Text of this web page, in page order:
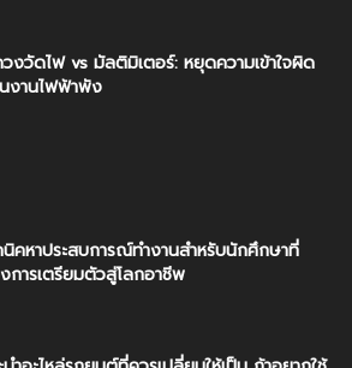
วงวัดไฟ vs มัลติมิเตอร์: หยุดความเข้าใจผิด
งานไฟฟ้าพัง
นิคหาประสบการณ์ทำงานสำหรับนักศึกษาที่
การเตรียมตัวสู่โลกอาชีพ